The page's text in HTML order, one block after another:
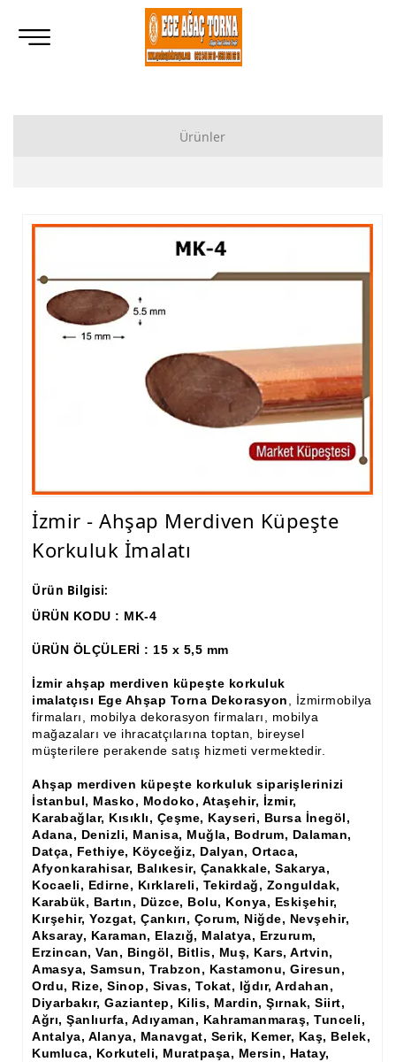
Ürünler
Tornalı Ahşap Ayak, Ahşap Topuz Ayak İmalatı, Modelleri
Ham Ahşap Göbekli Masa Ayak İmalatı, Modelleri
Ham Ahşap Yemek Masası İmalatı, Modelleri
Ham Ahşap Sandalye İmalatı, Modelleri
Ham Ahşap Zigon Sehpa İmalatı, Modelleri
Ham Ahşap Fiskos Sehpa İmalatı, Modelleri
Ham Ahşap Orta ve Yan Sehpa İmalatı, Modelleri
Ham Ahşap Tv Ünitesi (Plazma) İmalatı, Modelleri
Ham Ahşap Dresuar İmalatı, Modelleri
Ham Ahşap Konsol İmalatı, Modelleri
Ham Ahşap Saksılık Çiçeklik İmalatı, Modelleri
Ham Ahşap Dilsiz Uşak İmalatı, Modelleri
Ham Ahşap Komodin İmalatı, Modelleri
Ham Ahşap Şifonyer İmalatı Modelleri
Ham Ahşap Kitaplık İmalatı, Modelleri
Ham Ahşap Vitrin İmalatı, Modelleri
Ham Ahşap Gümüşlük, Kaşıklık İmalatı, Modelleri
Ham Ahşap Koltuk İmalatı, Modelleri
Ham Ahşap Josefin Koltuk İskelet İmalatı, Modelleri
Ham Ahşap Ayna Çerçeve İmalatı, Modelleri
Ham Ahşap Dekoratif Ürün İmalatı, Modelleri
İzmir - Ahşap Merdiven Küpeşte
Korkuluk İmalatı
Ürün Bilgisi:
ÜRÜN KODU : MK-4
ÜRÜN ÖLÇÜLERİ : 15 x 5,5 mm
İzmir ahşap merdiven küpeşte korkuluk
imalatçısı Ege Ahşap Torna Dekorasyon, İzmirmobilya
firmaları, mobilya dekorasyon firmaları, mobilya
mağazaları ve ihracatçılarına toptan, bireysel
müşterilere perakende satış hizmeti vermektedir.
Ahşap merdiven küpeşte korkuluk siparişlerinizi
İstanbul, Masko, Modoko, Ataşehir, İzmir,
Karabağlar, Kısıklı, Çeşme, Kayseri, Bursa İnegöl,
Adana, Denizli, Manisa, Muğla, Bodrum, Dalaman,
Datça, Fethiye, Köyceğiz, Dalyan, Ortaca,
Afyonkarahisar, Balıkesir, Çanakkale, Sakarya,
Kocaeli, Edirne, Kırklareli, Tekirdağ, Zonguldak,
Karabük, Bartın, Düzce, Bolu, Konya, Eskişehir,
Kırşehir, Yozgat, Çankırı, Çorum, Niğde, Nevşehir,
Aksaray, Karaman, Elazığ, Malatya, Erzurum,
Erzincan, Van, Bingöl, Bitlis, Muş, Kars, Artvin,
Amasya, Samsun, Trabzon, Kastamonu, Giresun,
Ordu, Rize, Sinop, Sivas, Tokat, Iğdır, Ardahan,
Diyarbakır, Gaziantep, Kilis, Mardin, Şırnak, Siirt,
Ağrı, Şanlıurfa, Adıyaman, Kahramanmaraş, Tunceli,
Antalya, Alanya, Manavgat, Serik, Kemer, Kaş, Belek,
Kumluca, Korkuteli, Muratpaşa, Mersin, Hatay,